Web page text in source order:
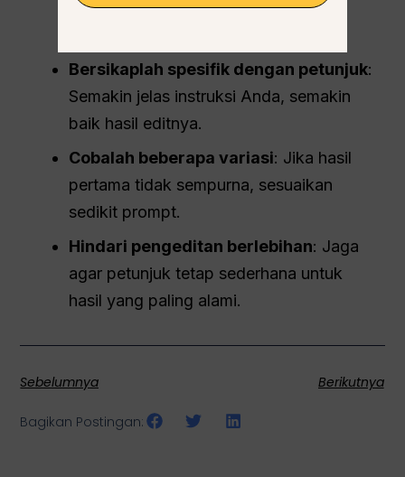
tinggi: Foto buram atau piksel akan
Bersikaplah spesifik dengan petunjuk:
Semakin jelas instruksi Anda, semakin
baik hasil editnya.
Cobalah beberapa variasi: Jika hasil
pertama tidak sempurna, sesuaikan
sedikit prompt.
Hindari pengeditan berlebihan: Jaga
agar petunjuk tetap sederhana untuk
hasil yang paling alami.
Sebelumnya Berikutnya
Bagikan Postingan: